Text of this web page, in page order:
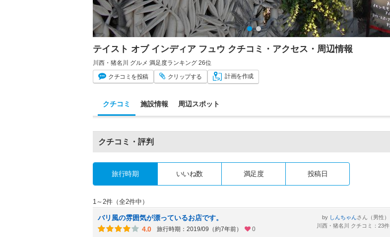
テイスト オブ インディア フュウ クチコミ・アクセス・周辺情報
川西・猪名川 グルメ 満足度ランキング 26位
クチコミ を投稿 クリップする 計画を作成
クチコミ 施設情報 周辺スポット
クチコミ・評判
旅行時期 いいね数 満足度 投稿日
1～2件（全2件中）
バリ風の雰囲気が漂っているお店です。
4.0
旅行時期：2019/09（約7年前） 0
by しんちゃんさん（男性）
川西・猪名川 クチコミ：23件